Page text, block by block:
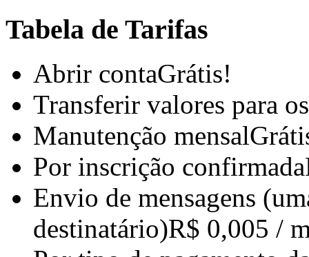
Tabela de Tarifas
Abrir contaGrátis!
Transferir valores para
Manutenção mensal
Por inscrição confirmada
Envio de mensagens
destinatário)R$ 0,005 /